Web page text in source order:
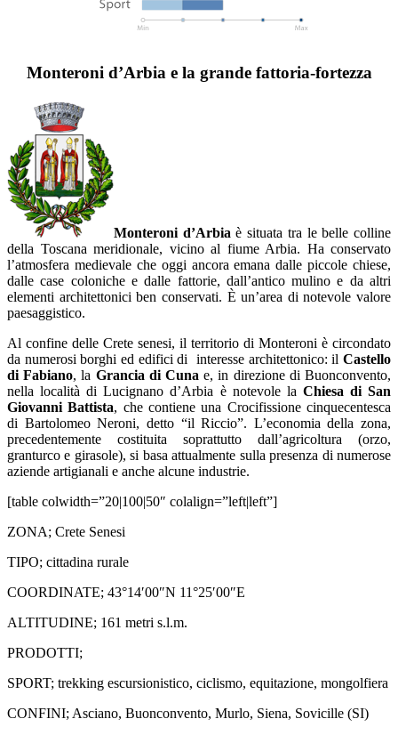
Monteroni d’Arbia e la grande fattoria-fortezza
Monteroni d’Arbia è situata tra le belle colline
della Toscana meridionale, vicino al fiume Arbia. Ha conservato
l’atmosfera medievale che oggi ancora emana dalle piccole chiese,
dalle case coloniche e dalle fattorie, dall’antico mulino e da altri
elementi architettonici ben conservati. È un’area di notevole valore
paesaggistico.
Al confine delle Crete senesi, il territorio di Monteroni è circondato
da numerosi borghi ed edifici di interesse architettonico: il Castello
di Fabiano, la Grancia di Cuna e, in direzione di Buonconvento,
nella località di Lucignano d’Arbia è notevole la Chiesa di San
Giovanni Battista, che contiene una Crocifissione cinquecentesca
di Bartolomeo Neroni, detto “il Riccio”. L’economia della zona,
precedentemente costituita soprattutto dall’agricoltura (orzo,
granturco e girasole), si basa attualmente sulla presenza di numerose
aziende artigianali e anche alcune industrie.
[table colwidth=”20|100|50″ colalign=”left|left”]
ZONA; Crete Senesi
TIPO; cittadina rurale
COORDINATE; 43°14′00″N 11°25′00″E
ALTITUDINE; 161 metri s.l.m.
PRODOTTI;
SPORT; trekking escursionistico, ciclismo, equitazione, mongolfiera
CONFINI; Asciano, Buonconvento, Murlo, Siena, Sovicille (SI)